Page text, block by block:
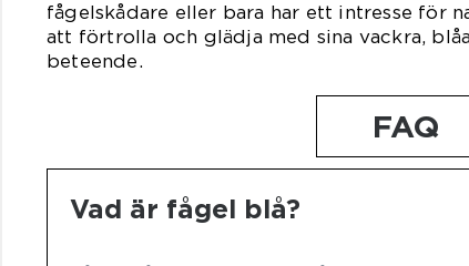
fågelskådare eller bara har ett intresse för
att förtrolla och glädja med sina vackra,
beteende.
FAQ
Vad är fågel blå?